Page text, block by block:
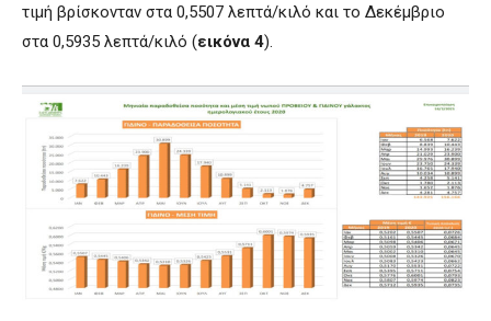
τιμή βρίσκονταν στα 0,5507 λεπτά/κιλό και το Δεκέμβριο
στα 0,5935 λεπτά/κιλό (εικόνα 4).